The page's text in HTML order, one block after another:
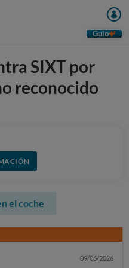
Guio
SIXT por
reconocido
el coche
09/06/2026